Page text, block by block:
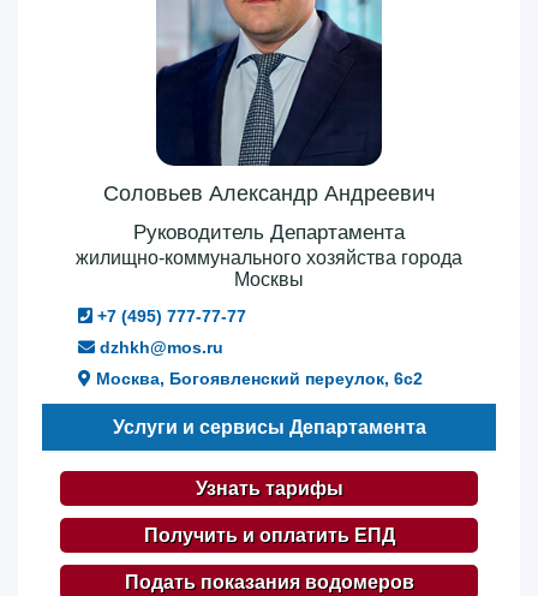
Соловьев Александр Андреевич
Руководитель Департамента
жилищно-коммунального хозяйства города
Москвы
+7 (495) 777-77-77
dzhkh@mos.ru
Москва, Богоявленский переулок, 6с2
Услуги и сервисы Департамента
Узнать тарифы
Получить и оплатить ЕПД
Подать показания водомеров